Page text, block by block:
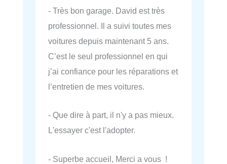
- Très bon garage. David est très
professionnel. Il a suivi toutes mes
voitures depuis maintenant 5 ans.
C’est le seul professionnel en qui
j’ai confiance pour les réparations et
l’entretien de mes voitures.
- Que dire à part, il n'y a pas mieux.
L'essayer c'est l'adopter.
- Superbe accueil, Merci a vous !